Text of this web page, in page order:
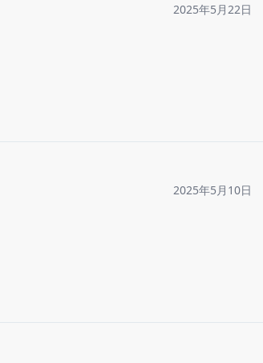
2025年5月22日
2025年5月10日